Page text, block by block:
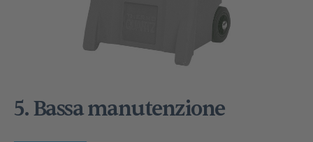
5. Bassa manutenzione